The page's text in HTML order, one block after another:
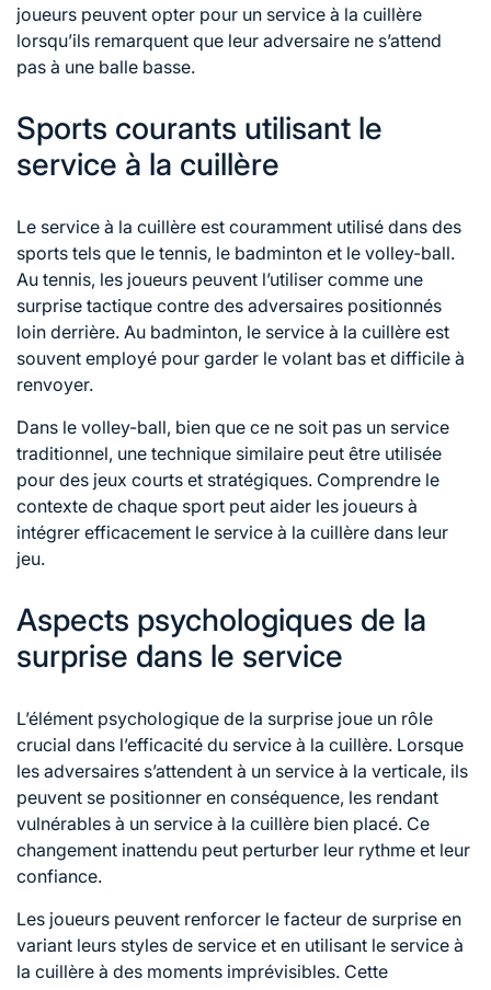
joueurs peuvent opter pour un service à la cuillère
lorsqu’ils remarquent que leur adversaire ne s’attend
pas à une balle basse.
Sports courants utilisant le
service à la cuillère
Le service à la cuillère est couramment utilisé dans des
sports tels que le tennis, le badminton et le volley-ball.
Au tennis, les joueurs peuvent l’utiliser comme une
surprise tactique contre des adversaires positionnés
loin derrière. Au badminton, le service à la cuillère est
souvent employé pour garder le volant bas et difficile à
renvoyer.
Dans le volley-ball, bien que ce ne soit pas un service
traditionnel, une technique similaire peut être utilisée
pour des jeux courts et stratégiques. Comprendre le
contexte de chaque sport peut aider les joueurs à
intégrer efficacement le service à la cuillère dans leur
jeu.
Aspects psychologiques de la
surprise dans le service
L’élément psychologique de la surprise joue un rôle
crucial dans l’efficacité du service à la cuillère. Lorsque
les adversaires s’attendent à un service à la verticale, ils
peuvent se positionner en conséquence, les rendant
vulnérables à un service à la cuillère bien placé. Ce
changement inattendu peut perturber leur rythme et leur
confiance.
Les joueurs peuvent renforcer le facteur de surprise en
variant leurs styles de service et en utilisant le service à
la cuillère à des moments imprévisibles. Cette